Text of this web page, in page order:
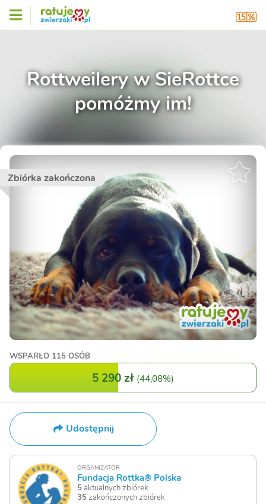
Rottweilery w SieRottce
pomóżmy im!
Zbiórka zakończona
WSPARŁO 115 OSÓB
5 290 zł (44,08%)
Udostępnij
ORGANIZATOR
Fundacja Rottka® Polska
5aktualnych zbiórek
35zakończonych zbiórek